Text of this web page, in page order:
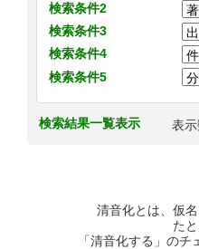
検索条件2
検索条件3
検索条件4
検索条件5
検索結果一覧表示 表示
清音化とは、仮
た
「清音化する」の